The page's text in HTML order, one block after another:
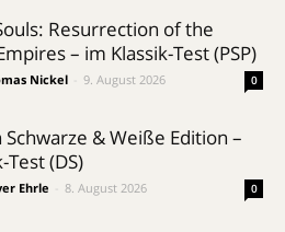
Resurrection of the
– im Klassik-Test (PSP)
Nickel 9. August 2026 0
& Weiße Edition –
Test (DS)
Ehrle 8. August 2026 0